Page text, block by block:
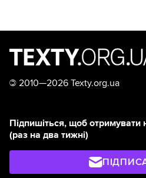
© 2010—2026 Texty.org.ua
Підпишіться, щоб отримувати
(раз на два тижні)